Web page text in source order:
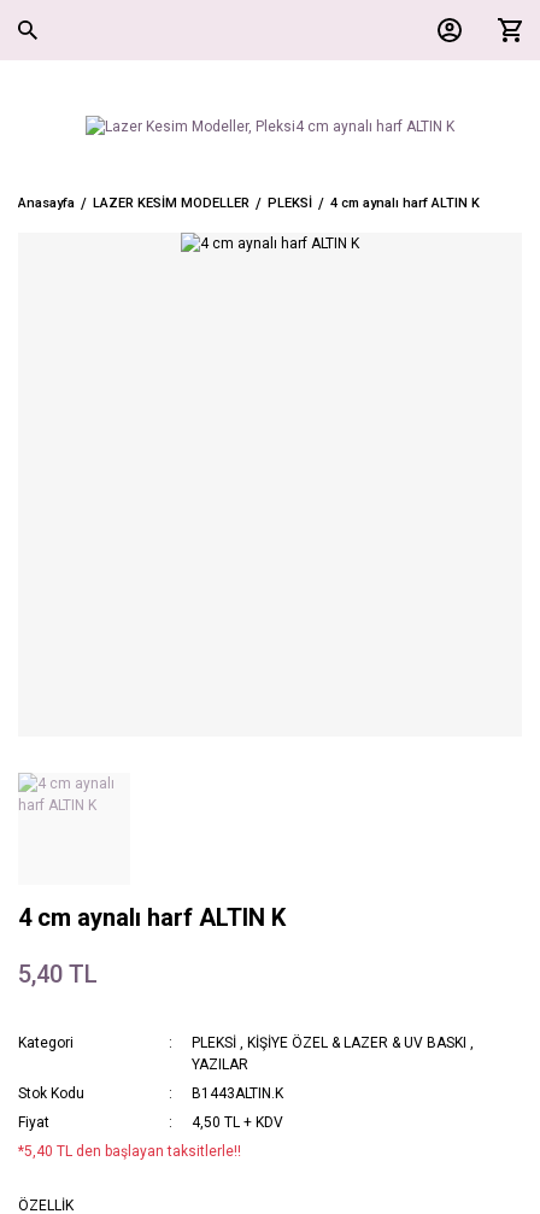
Anasayfa LAZER KESİM MODELLER PLEKSİ 4 cm aynalı harf ALTIN K
4 cm aynalı harf ALTIN K
5,40 TL
Kategori PLEKSİ , KİŞİYE ÖZEL & LAZER & UV BASKI ,
YAZILAR
Stok Kodu
B1443ALTIN.K
Fiyat
4,50 TL + KDV
*5,40 TL den başlayan taksitlerle!!
ÖZELLİK